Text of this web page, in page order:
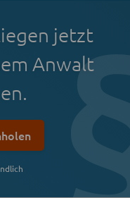
jetzt
Anwalt